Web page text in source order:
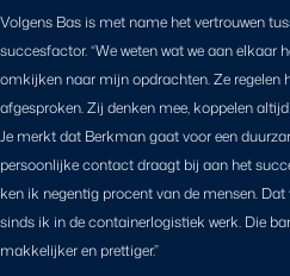
Volgens Bas is met name het vertrouwen
succesfactor. “We weten wat we aan elkaar
omkijken naar mijn opdrachten. Ze regelen
afgesproken. Zij denken mee, koppelen
Je merkt dat Berkman gaat voor een
persoonlijke contact draagt bij aan het
ken ik negentig procent van de mensen.
sinds ik in de containerlogistiek werk. Die
makkelijker en prettiger.”